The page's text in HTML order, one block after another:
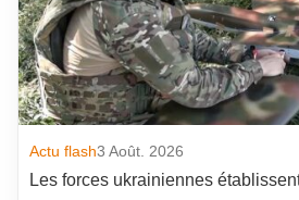
Actu flash3 Août. 2026
Les forces ukrainiennes